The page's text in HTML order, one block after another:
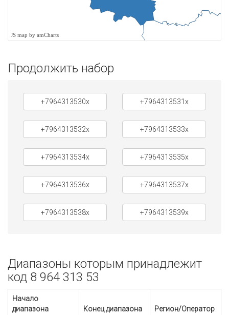
JS map by amCharts
Продолжить набор
+7964313530x +7964313531x
+7964313532x +7964313533x
+7964313534x +7964313535x
+7964313536x +7964313537x
+7964313538x +7964313539x
Диапазоны которым принадлежит
код 8 964 313 53
Начало
диапазона
Конец диапазона Регион/Оператор